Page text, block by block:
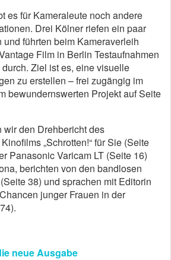
es für Kameraleute noch andere
Drei Kölner riefen ein paar
führten beim Kameraverleih
Film in Berlin Testaufnahmen
Ziel ist es, eine visuelle
zu erstellen – frei zugängig im
bewundernswerten Projekt auf Seite
wir den Drehbericht des
„Schrotten!“ für Sie (Seite
Panasonic Varicam LT (Seite 16)
berichten von den bandlosen
38) und sprachen mit Editorin
junger Frauen in der
neue Ausgabe